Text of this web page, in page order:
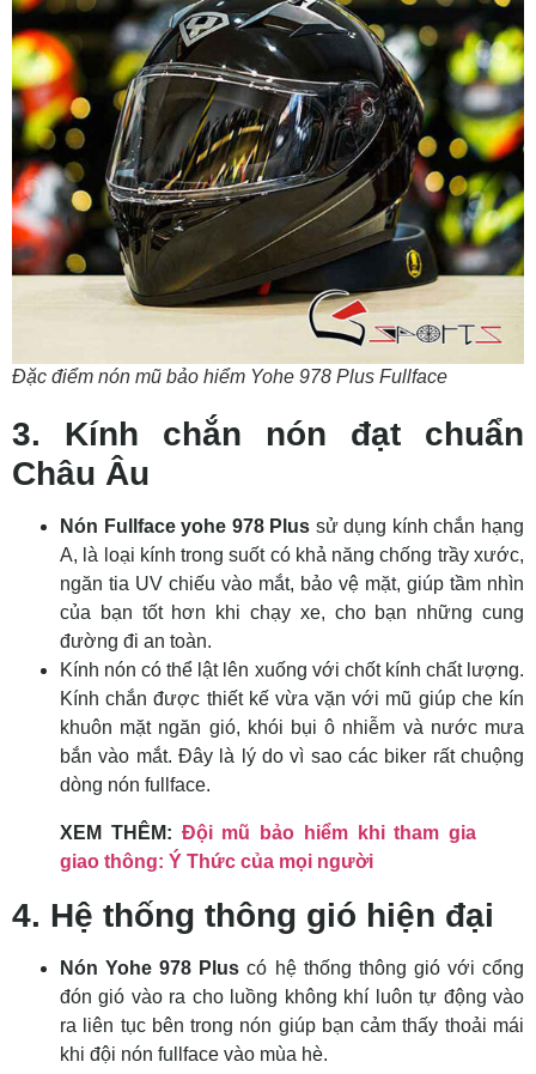
Đặc điểm nón mũ bảo hiểm Yohe 978 Plus Fullface
3. Kính chắn nón đạt chuẩn
Châu Âu
Nón Fullface yohe 978 Plus sử dụng kính chắn hạng
A, là loại kính trong suốt có khả năng chống trầy xước,
ngăn tia UV chiếu vào mắt, bảo vệ mặt, giúp tầm nhìn
của bạn tốt hơn khi chạy xe, cho bạn những cung
đường đi an toàn.
Kính nón có thể lật lên xuống với chốt kính chất lượng.
Kính chắn được thiết kế vừa vặn với mũ giúp che kín
khuôn mặt ngăn gió, khói bụi ô nhiễm và nước mưa
bắn vào mắt. Đây là lý do vì sao các biker rất chuộng
dòng nón fullface.
XEM THÊM: Đội mũ bảo hiểm khi tham gia
giao thông: Ý Thức của mọi người
4. Hệ thống thông gió hiện đại
Nón Yohe 978 Plus có hệ thống thông gió với cổng
đón gió vào ra cho luồng không khí luôn tự động vào
ra liên tục bên trong nón giúp bạn cảm thấy thoải mái
khi đội nón fullface vào mùa hè.